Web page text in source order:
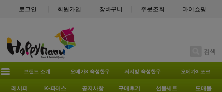
로그인 회원가입 장바구니 주문조회 마이쇼핑
검색
브랜드 소개 오메가3 숙성한우 저지방 숙성한우 오메가3 포크
레시피 K-파머스 공지사항 구매후기 선물세트 도매몰